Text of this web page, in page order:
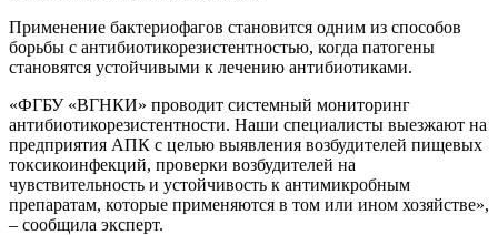
Применение бактериофагов становится одним из способов
борьбы с антибиотикорезистентностью, когда патогены
становятся устойчивыми к лечению антибиотиками.
«ФГБУ «ВГНКИ» проводит системный мониторинг
антибиотикорезистентности. Наши специалисты выезжают на
предприятия АПК с целью выявления возбудителей пищевых
токсикоинфекций, проверки возбудителей на
чувствительность и устойчивость к антимикробным
препаратам, которые применяются в том или ином хозяйстве»,
– сообщила эксперт.